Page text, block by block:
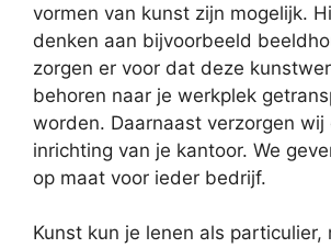
vormen van kunst zijn mogelijk.
denken aan bijvoorbeeld
zorgen er voor dat deze
behoren naar je werkplek
worden. Daarnaast verzorgen wij
inrichting van je kantoor. We
op maat voor ieder bedrijf.
Kunst kun je lenen als particulier,